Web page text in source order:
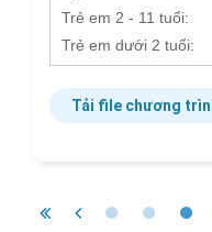
Trẻ em 2 - 11 tuổi:
Trẻ em dưới 2 tuổi:
Tải file chương